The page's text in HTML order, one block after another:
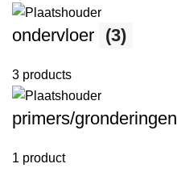
ondervloer (3)
3 products
primers/gronderingen
1 product